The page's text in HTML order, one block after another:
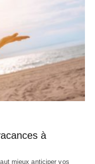
à
mieux anticiper vos